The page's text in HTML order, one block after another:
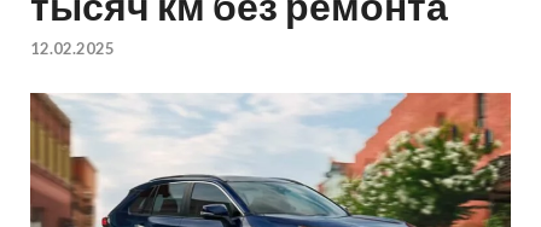
12.02.2025